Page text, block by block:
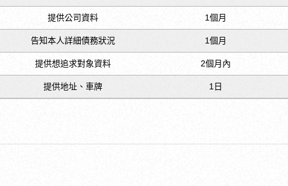
提供公司資料 1個月
告知本人詳細債務狀況 1個月
提供想追求對象資料 2個月內
提供地址、車牌 1日
醫師與女病患的外遇